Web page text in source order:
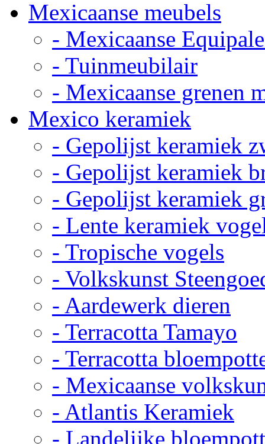
Mexicaanse meubels
- Mexicaanse
- Tuinmeubilair
- Mexicaanse grenen
Mexico keramiek
- Gepolijst keramiek
- Gepolijst keramiek
- Gepolijst keramiek
- Lente keramiek
- Tropische vogels
- Volkskunst
- Aardewerk dieren
- Terracotta Tamayo
- Terracotta
- Mexicaanse
- Atlantis Keramiek
- Landelijke